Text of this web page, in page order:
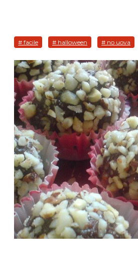
# facile # halloween # no uova